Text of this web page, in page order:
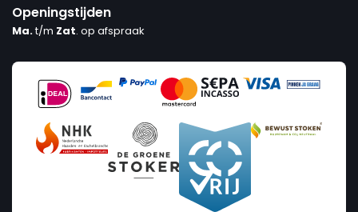
Openingstijden
Ma.t/m Zat. op afspraak